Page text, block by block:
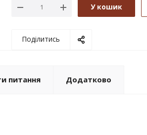
У кошик
Поділитись
питання Додатково